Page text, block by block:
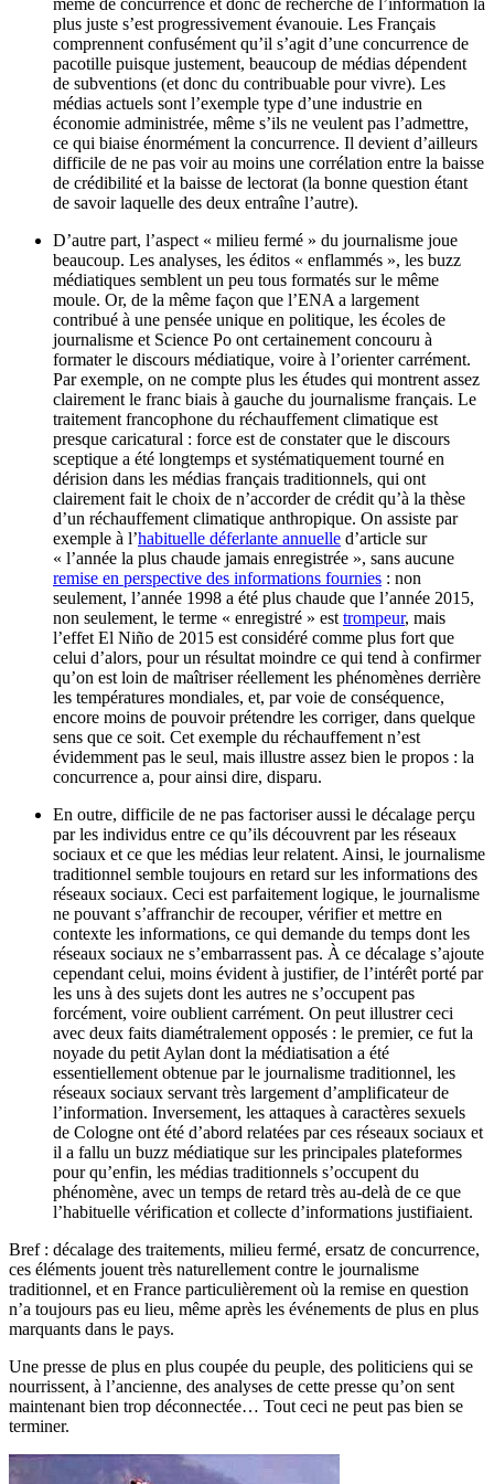
plus juste s’est progressivement évanouie. Les Français
comprennent confusément qu’il s’agit d’une concurrence de
pacotille puisque justement, beaucoup de médias dépendent
de subventions (et donc du contribuable pour vivre). Les
médias actuels sont l’exemple type d’une industrie en
économie administrée, même s’ils ne veulent pas l’admettre,
ce qui biaise énormément la concurrence. Il devient d’ailleurs
difficile de ne pas voir au moins une corrélation entre la baisse
de crédibilité et la baisse de lectorat (la bonne question étant
de savoir laquelle des deux entraîne l’autre).
D’autre part, l’aspect « milieu fermé » du journalisme joue
beaucoup. Les analyses, les éditos « enflammés », les buzz
médiatiques semblent un peu tous formatés sur le même
moule. Or, de la même façon que l’ENA a largement
contribué à une pensée unique en politique, les écoles de
journalisme et Science Po ont certainement concouru à
formater le discours médiatique, voire à l’orienter carrément.
Par exemple, on ne compte plus les études qui montrent assez
clairement le franc biais à gauche du journalisme français. Le
traitement francophone du réchauffement climatique est
presque caricatural : force est de constater que le discours
sceptique a été longtemps et systématiquement tourné en
dérision dans les médias français traditionnels, qui ont
clairement fait le choix de n’accorder de crédit qu’à la thèse
d’un réchauffement climatique anthropique. On assiste par
exemple à l’habituelle déferlante annuelle d’article sur
« l’année la plus chaude jamais enregistrée », sans aucune
remise en perspective des informations fournies : non
seulement, l’année 1998 a été plus chaude que l’année 2015,
non seulement, le terme « enregistré » est trompeur, mais
l’effet El Niño de 2015 est considéré comme plus fort que
celui d’alors, pour un résultat moindre ce qui tend à confirmer
qu’on est loin de maîtriser réellement les phénomènes derrière
les températures mondiales, et, par voie de conséquence,
encore moins de pouvoir prétendre les corriger, dans quelque
sens que ce soit. Cet exemple du réchauffement n’est
évidemment pas le seul, mais illustre assez bien le propos : la
concurrence a, pour ainsi dire, disparu.
En outre, difficile de ne pas factoriser aussi le décalage perçu
par les individus entre ce qu’ils découvrent par les réseaux
sociaux et ce que les médias leur relatent. Ainsi, le journalisme
traditionnel semble toujours en retard sur les informations des
réseaux sociaux. Ceci est parfaitement logique, le journalisme
ne pouvant s’affranchir de recouper, vérifier et mettre en
contexte les informations, ce qui demande du temps dont les
réseaux sociaux ne s’embarrassent pas. À ce décalage s’ajoute
cependant celui, moins évident à justifier, de l’intérêt porté par
les uns à des sujets dont les autres ne s’occupent pas
forcément, voire oublient carrément. On peut illustrer ceci
avec deux faits diamétralement opposés : le premier, ce fut la
noyade du petit Aylan dont la médiatisation a été
essentiellement obtenue par le journalisme traditionnel, les
réseaux sociaux servant très largement d’amplificateur de
l’information. Inversement, les attaques à caractères sexuels
de Cologne ont été d’abord relatées par ces réseaux sociaux et
il a fallu un buzz médiatique sur les principales plateformes
pour qu’enfin, les médias traditionnels s’occupent du
phénomène, avec un temps de retard très au-delà de ce que
l’habituelle vérification et collecte d’informations justifiaient.
Bref : décalage des traitements, milieu fermé, ersatz de concurrence,
ces éléments jouent très naturellement contre le journalisme
traditionnel, et en France particulièrement où la remise en question
n’a toujours pas eu lieu, même après les événements de plus en plus
marquants dans le pays.
Une presse de plus en plus coupée du peuple, des politiciens qui se
nourrissent, à l’ancienne, des analyses de cette presse qu’on sent
maintenant bien trop déconnectée… Tout ceci ne peut pas bien se
terminer.